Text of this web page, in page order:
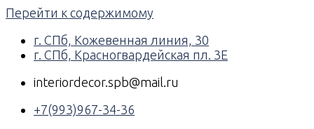
Перейти к содержимому
г. СПб, Кожевенная линия, 30
г. СПб, Красногвардейская пл. 3Е
interiordecor.spb@mail.ru
+7(993)967-34-36